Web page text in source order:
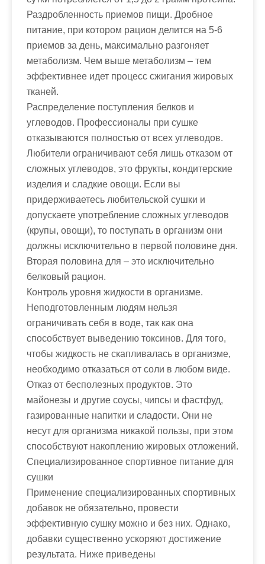
Раздробленность приемов пищи. Дробное
питание, при котором рацион делится на 5-6
приемов за день, максимально разгоняет
метаболизм. Чем выше метаболизм – тем
эффективнее идет процесс сжигания жировых
тканей.
Распределение поступления белков и
углеводов. Профессионалы при сушке
отказываются полностью от всех углеводов.
Любители ограничивают себя лишь отказом от
сложных углеводов, это фрукты, кондитерские
изделия и сладкие овощи. Если вы
придерживаетесь любительской сушки и
допускаете употребление сложных углеводов
(крупы, овощи), то поступать в организм они
должны исключительно в первой половине дня.
Вторая половина для – это исключительно
белковый рацион.
Контроль уровня жидкости в организме.
Неподготовленным людям нельзя
ограничивать себя в воде, так как она
способствует выведению токсинов. Для того,
чтобы жидкость не скапливалась в организме,
необходимо отказаться от соли в любом виде.
Отказ от бесполезных продуктов. Это
майонезы и другие соусы, чипсы и фастфуд,
газированные напитки и сладости. Они не
несут для организма никакой пользы, при этом
способствуют накоплению жировых отложений.
Специализированное спортивное питание для
сушки
Применение специализированных спортивных
добавок не обязательно, провести
эффективную сушку можно и без них. Однако,
добавки существенно ускоряют достижение
результата. Ниже приведены